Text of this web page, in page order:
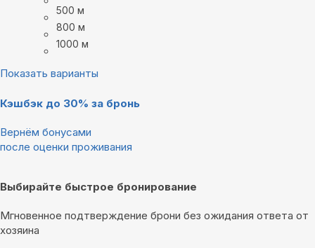
500 м
800 м
1000 м
Показать варианты
Кэшбэк до 30% за бронь
Вернём бонусами
после оценки проживания
Выбирайте быстрое бронирование
Мгновенное подтверждение брони без ожидания ответа от
хозяина